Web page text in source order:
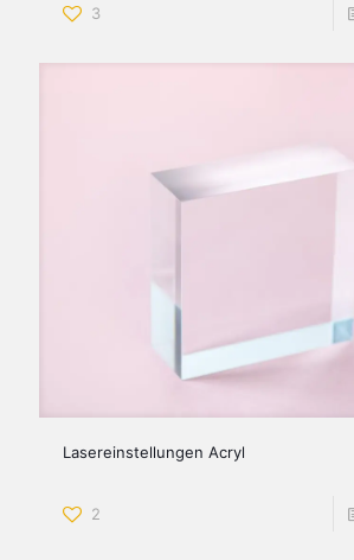
3
Lasereinstellungen Acryl
2